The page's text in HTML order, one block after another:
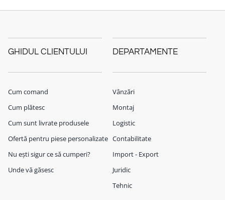
GHIDUL CLIENTULUI
Cum comand
Cum plătesc
Cum sunt livrate produsele
Ofertă pentru piese personalizate
Nu ești sigur ce să cumperi?
Unde vă găsesc
DEPARTAMENTE
Vânzări
Montaj
Logistic
Contabilitate
Import - Export
Juridic
Tehnic